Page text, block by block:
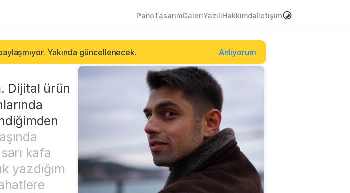
Yakında güncellenecek. Anlıyorum
Dijital ürün
kafa
yazdığım
PanoTasarımGaleriYazılıHakkımdaİletişim